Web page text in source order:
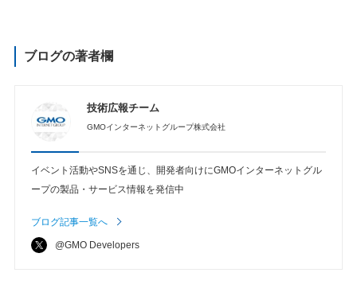
ブログの著者欄
技術広報チーム
GMOインターネットグループ株式会社
イベント活動やSNSを通じ、開発者向けにGMOインターネットグル
ープの製品・サービス情報を発信中
ブログ記事一覧へ
@GMO Developers